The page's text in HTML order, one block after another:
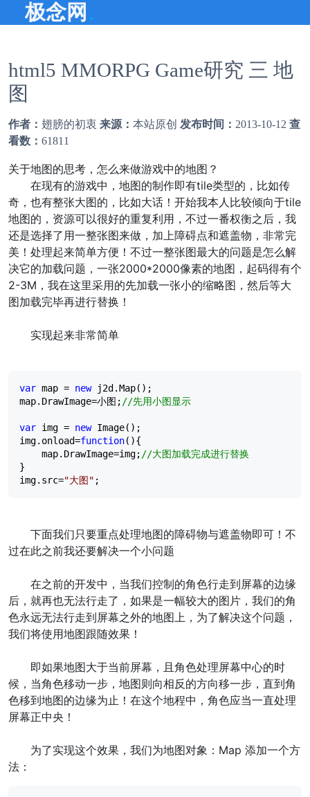
极念网 .
html5 MMORPG Game研究 三 地
图
作者： 翅膀的初衷 来源： 本站原创 发布时间： 2013-10-12 查
看数： 61811
关于地图的思考，怎么来做游戏中的地图？
在现有的游戏中，地图的制作即有tile类型的，比如传
奇，也有整张大图的，比如大话！开始我本人比较倾向于tile
地图的，资源可以很好的重复利用，不过一番权衡之后，我
还是选择了用一整张图来做，加上障碍点和遮盖物，非常完
美！处理起来简单方便！不过一整张图最大的问题是怎么解
决它的加载问题，一张2000*2000像素的地图，起码得有个
2-3M，我在这里采用的先加载一张小的缩略图，然后等大
图加载完毕再进行替换！
实现起来非常简单
var map = new j2d.Map();
map.DrawImage=小图; //先用小图显示
var img = new Image();
img.onload=function(){
    map.DrawImage
=img; //大图加载完成进行替换
}
img.src="大图 " ;
下面我们只要重点处理地图的障碍物与遮盖物即可！不
过在此之前我还要解决一个小问题
在之前的开发中，当我们控制的角色行走到屏幕的边缘
后，就再也无法行走了，如果是一幅较大的图片，我们的角
色永远无法行走到屏幕之外的地图上，为了解决这个问题，
我们将使用地图跟随效果！
即如果地图大于当前屏幕，且角色处理屏幕中心的时
候，当角色移动一步，地图则向相反的方向移一步，直到角
色移到地图的边缘为止！在这个地程中，角色应当一直处理
屏幕正中央！
为了实现这个效果，我们为地图对象：Map 添加一个方
法：